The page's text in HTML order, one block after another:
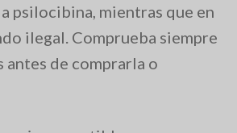
psilocibina, mientras que en
ilegal. Comprueba siempre
antes de comprarla o